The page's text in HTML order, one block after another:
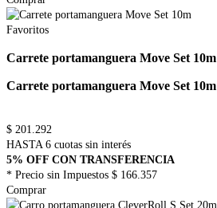
Favoritos
Carrete portamanguera Move Set 10m
Carrete portamanguera Move Set 10m
$ 201.292
HASTA 6 cuotas sin interés
5% OFF CON TRANSFERENCIA
* Precio sin Impuestos $ 166.357
Comprar